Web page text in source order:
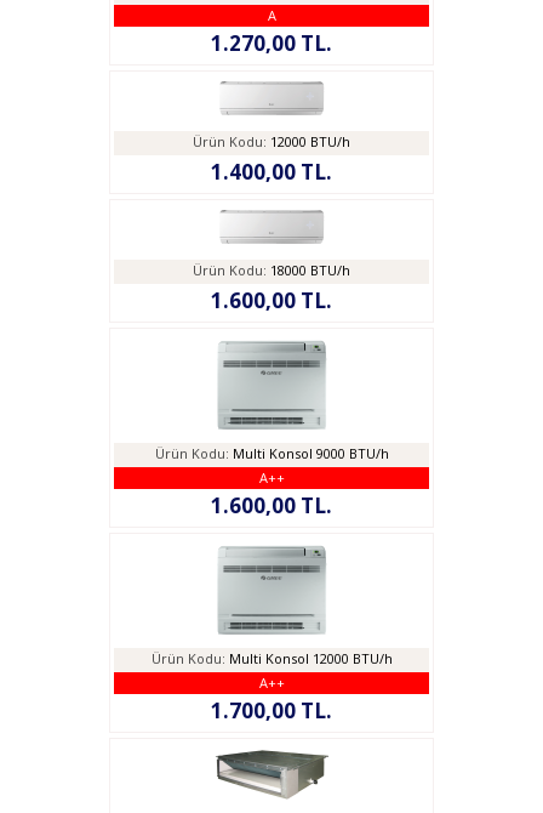
A
1.270,00 TL.
Ürün Kodu: 12000 BTU/h
1.400,00 TL.
Ürün Kodu: 18000 BTU/h
1.600,00 TL.
Ürün Kodu: Multi Konsol 9000 BTU/h
A++
1.600,00 TL.
Ürün Kodu: Multi Konsol 12000 BTU/h
A++
1.700,00 TL.